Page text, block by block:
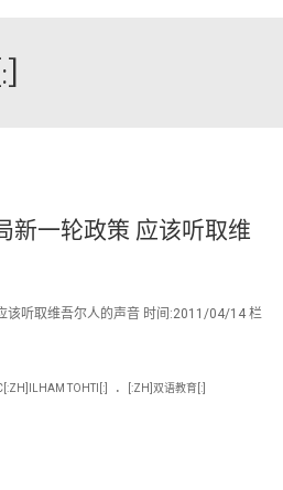
新一轮政策 应该听取维
该听取维吾尔人的声音 时间:2011/04/14 栏
TOHTI[:] . [:ZH]双语教育[:]